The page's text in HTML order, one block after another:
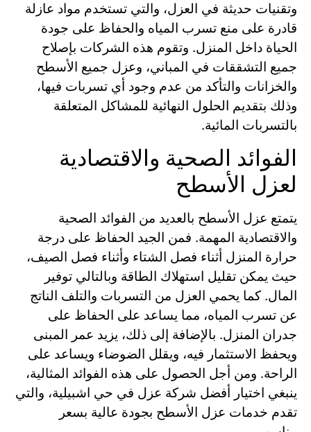
وتقنيات حديثة في العزل، والتي تستخدم مواد عازلة
قادرة على منع تسرب المياه والحفاظ على جودة
الحياة داخل المنزل. وتقوم هذه الشركات بإصلاح
جميع التشققات في المباني، وعزل جميع الأسطح
والخزانات والتأكد من عدم وجود أي تسربات فيها،
وذلك بتقديم الحلول النهائية للمشاكل المتعلقة
بالتسربات المائية.
الفوائد الصحية والاقتصادية
لعزل الأسطح
يتمتع عزل الأسطح بالعديد من الفوائد الصحية
والاقتصادية المهمة. فمن الجيد الحفاظ على درجة
حرارة المنزل أثناء فصل الشتاء وأثناء فصل الصيف،
حيث يمكن تقليل استهلاك الطاقة وبالتالي توفير
المال. كما يحمي العزل من التسربات والتلف الناتج
عن تسرب المياه، مما يساعد على الحفاظ على
جدران المنزل. بالإضافة إلى ذلك، يزيد عمر المبنى
ويحفظ الاستثمار فيه، ويقلل الضوضاء ويساعد على
الراحة. ومن أجل الحصول على هذه الفوائد المثالية،
ينبغي اختيار أفضل شركة عزل في حي اشبيلية، والتي
تقدم خدمات عزل الأسطح بجودة عالية بسعر